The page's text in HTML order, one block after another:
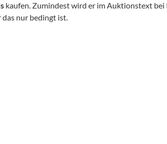
kaufen. Zumindest wird er im Auktionstext bei
das nur bedingt ist.